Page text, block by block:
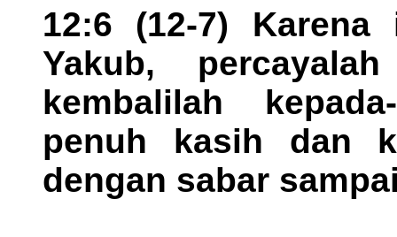
12:6 (12-7)
Yakub,
kembalilah
penuh kasih dan
dengan sabar